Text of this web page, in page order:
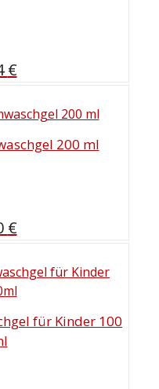
€
200 ml
€
für Kinder 100